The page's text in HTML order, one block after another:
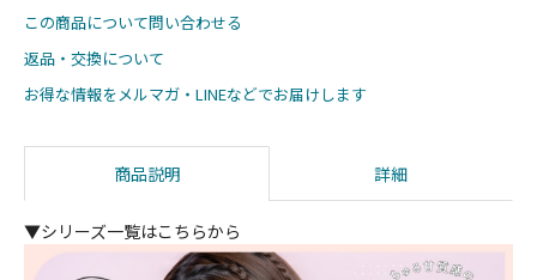
この商品について問い合わせる
返品・交換について
お得な情報をメルマガ・LINEなどでお届けします
商品説明 詳細
▼シリーズ一覧はこちらから